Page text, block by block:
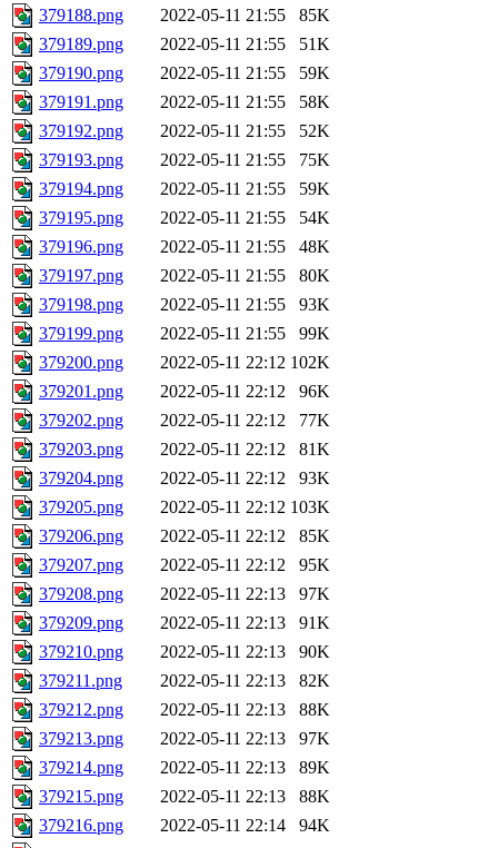
379188.png
2022-05-11 21:55
85K
379189.png
2022-05-11 21:55
51K
379190.png
2022-05-11 21:55
59K
379191.png
2022-05-11 21:55
58K
379192.png
2022-05-11 21:55
52K
379193.png
2022-05-11 21:55
75K
379194.png
2022-05-11 21:55
59K
379195.png
2022-05-11 21:55
54K
379196.png
2022-05-11 21:55
48K
379197.png
2022-05-11 21:55
80K
379198.png
2022-05-11 21:55
93K
379199.png
2022-05-11 21:55
99K
379200.png
2022-05-11 22:12 102K
379201.png
2022-05-11 22:12
96K
379202.png
2022-05-11 22:12
77K
379203.png
2022-05-11 22:12
81K
379204.png
2022-05-11 22:12
93K
379205.png
2022-05-11 22:12 103K
379206.png
2022-05-11 22:12
85K
379207.png
2022-05-11 22:12
95K
379208.png
2022-05-11 22:13
97K
379209.png
2022-05-11 22:13
91K
379210.png
2022-05-11 22:13
90K
379211.png
2022-05-11 22:13
82K
379212.png
2022-05-11 22:13
88K
379213.png
2022-05-11 22:13
97K
379214.png
2022-05-11 22:13
89K
379215.png
2022-05-11 22:13
88K
379216.png
2022-05-11 22:14
94K